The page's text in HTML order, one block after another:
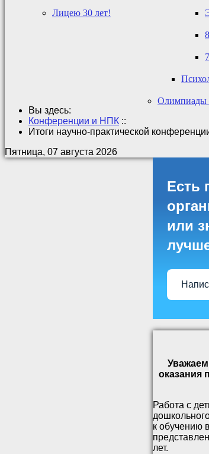
Лицею 30 лет!
Олимпиады
Вы здесь:
Конференции и НПК ::
Итоги научно-практической
Пятница, 07 августа 2026
Есть
или
оказания
Работа с
к обучению
лет.